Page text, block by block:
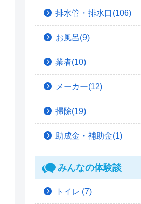
排水管・排水口(106)
お風呂(9)
業者(10)
メーカー(12)
掃除(19)
助成金・補助金(1)
みんなの体験談
トイレ (7)